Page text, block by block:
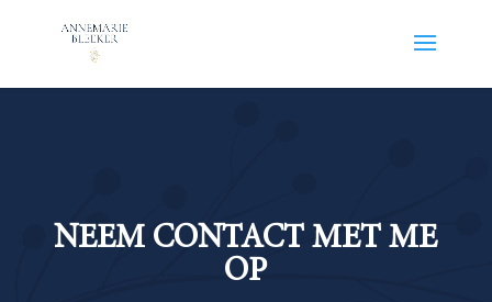
NEEM CONTACT MET ME
OP